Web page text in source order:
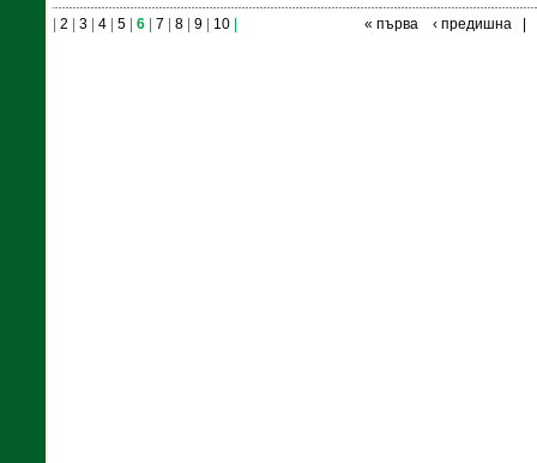
2 3 4 5 6 7 8 9 10 « първа ‹ предишна